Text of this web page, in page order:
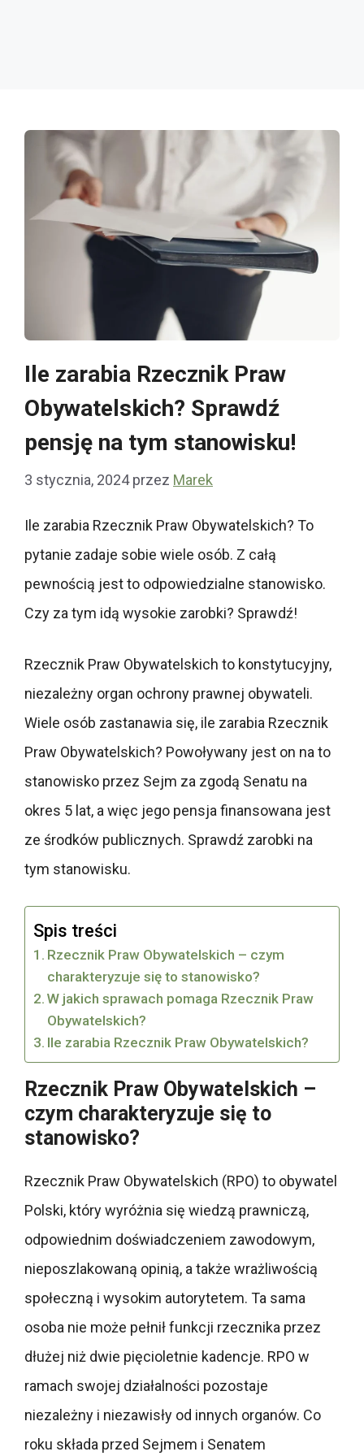
Ile zarabia Rzecznik Praw
Obywatelskich? Sprawdź
pensję na tym stanowisku!
3 stycznia, 2024 przez Marek
Ile zarabia Rzecznik Praw Obywatelskich? To
pytanie zadaje sobie wiele osób. Z całą
pewnością jest to odpowiedzialne stanowisko.
Czy za tym idą wysokie zarobki? Sprawdź!
Rzecznik Praw Obywatelskich to konstytucyjny,
niezależny organ ochrony prawnej obywateli.
Wiele osób zastanawia się, ile zarabia Rzecznik
Praw Obywatelskich? Powoływany jest on na to
stanowisko przez Sejm za zgodą Senatu na
okres 5 lat, a więc jego pensja finansowana jest
ze środków publicznych. Sprawdź zarobki na
tym stanowisku.
Spis treści
Rzecznik Praw Obywatelskich – czym
charakteryzuje się to stanowisko?
W jakich sprawach pomaga Rzecznik Praw
Obywatelskich?
Ile zarabia Rzecznik Praw Obywatelskich?
Rzecznik Praw Obywatelskich –
czym charakteryzuje się to
stanowisko?
Rzecznik Praw Obywatelskich (RPO) to obywatel
Polski, który wyróżnia się wiedzą prawniczą,
odpowiednim doświadczeniem zawodowym,
nieposzlakowaną opinią, a także wrażliwością
społeczną i wysokim autorytetem. Ta sama
osoba nie może pełnił funkcji rzecznika przez
dłużej niż dwie pięcioletnie kadencje. RPO w
ramach swojej działalności pozostaje
niezależny i niezawisły od innych organów. Co
roku składa przed Sejmem i Senatem